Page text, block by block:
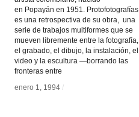
en Popayán en 1951. Protofotografías
es una retrospectiva de su obra, una
serie de trabajos multiformes que se
mueven libremente entre la fotografía,
el grabado, el dibujo, la instalación, el
video y la escultura —borrando las
fronteras entre
enero 1, 1994 /
enero 1, 1994 /